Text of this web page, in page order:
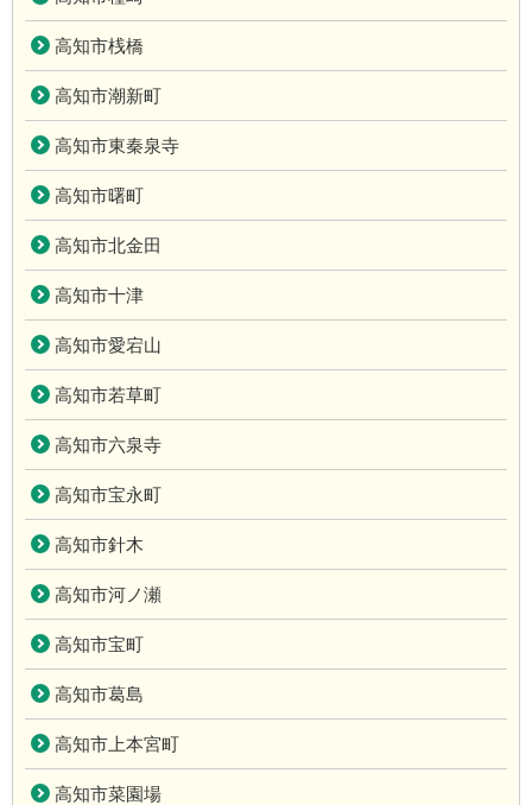
高知市桟橋
高知市潮新町
高知市東秦泉寺
高知市曙町
高知市北金田
高知市十津
高知市愛宕山
高知市若草町
高知市六泉寺
高知市宝永町
高知市針木
高知市河ノ瀬
高知市宝町
高知市葛島
高知市上本宮町
高知市菜園場